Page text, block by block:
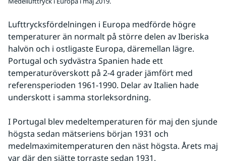
Lufttrycksfördelningen i Europa medförde högre
temperaturer än normalt på större delen av Iberiska
halvön och i ostligaste Europa, däremellan lägre.
Portugal och sydvästra Spanien hade ett
temperaturöverskott på 2-4 grader jämfört med
referensperioden 1961-1990. Delar av Italien hade
underskott i samma storleksordning.
I Portugal blev medeltemperaturen för maj den sjunde
högsta sedan mätseriens början 1931 och
medelmaximitemperaturen den näst högsta. Årets maj
var där den sjätte torraste sedan 1931.